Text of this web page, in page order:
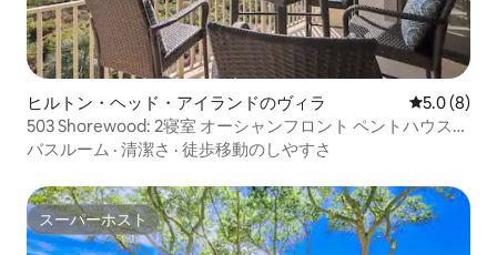
ヒルトン・ヘッド・アイランドのヴィラ レビュー8
5.0 (8)
503 Shorewood: 2寝室 オーシャンフロント ペントハウスヴ
ィラ。St
バスルーム · 清潔さ · 徒歩移動のしやすさ
スーパーホスト
スーパーホスト